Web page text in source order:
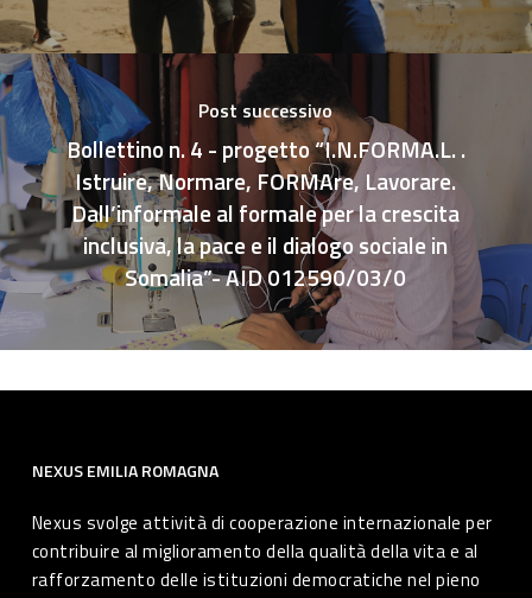
Post successivo
Bollettino n. 4 - progetto “I.N.FORMA.L. .
Istruire, Normare, FORMAre, Lavorare.
Dall’informale al formale per la crescita
inclusiva, la pace e il dialogo sociale in
Somalia”- AID 012590/03/0
NEXUS EMILIA ROMAGNA
Nexus svolge attività di cooperazione internazionale per
contribuire al miglioramento della qualità della vita e al
rafforzamento delle istituzioni democratiche nel pieno